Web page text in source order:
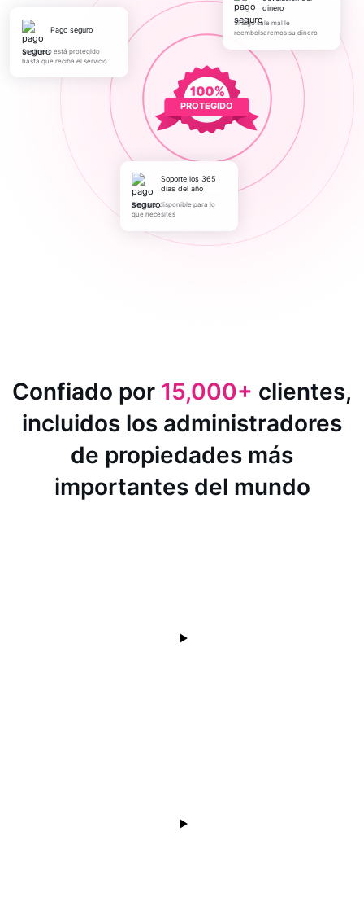
PROTEGIDO
pago seguro
Su dinero está protegido
hasta que reciba el servicio.
dinero
Si algo sale mal le
reembolsaremos su dinero
Soporte los 365
días del año
Siempre disponible para lo
que necesites
Confiado por 15,000+ clientes,
incluidos los administradores
de propiedades más
importantes del mundo